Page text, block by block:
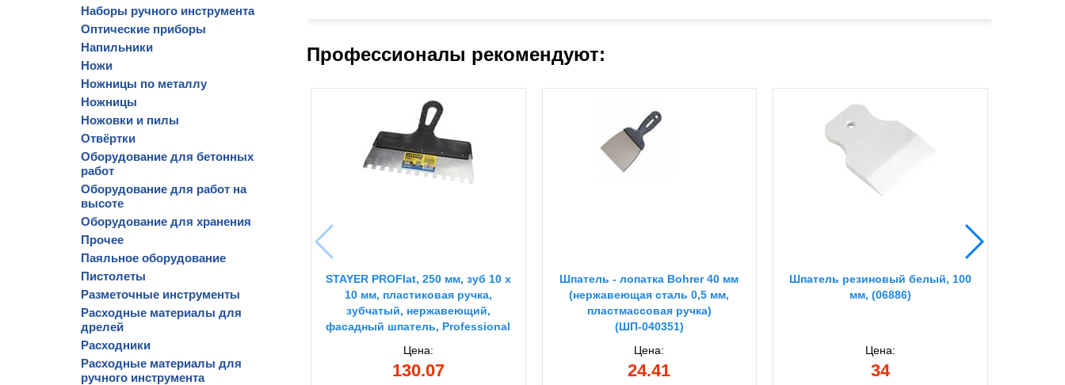
Наборы ручного инструмента
Оптические приборы
Напильники
Ножи
Ножницы по металлу
Ножницы
Ножовки и пилы
Отвёртки
Оборудование для бетонных
работ
Оборудование для работ на
высоте
Оборудование для хранения
Прочее
Паяльное оборудование
Пистолеты
Разметочные инструменты
Расходные материалы для
дрелей
Расходники
Расходные материалы для
ручного инструмента
Профессионалы рекомендуют:
STAYER PROFlat, 250 мм, зуб 10 х
10 мм, пластиковая ручка,
зубчатый, нержавеющий,
фасадный шпатель, Professional
Цена:
130.07
Шпатель - лопатка Bohrer 40 мм
(нержавеющая сталь 0,5 мм,
пластмассовая ручка)
(ШП-040351)
Цена:
24.41
Шпатель резиновый белый, 100
мм, (06886)
Цена:
34